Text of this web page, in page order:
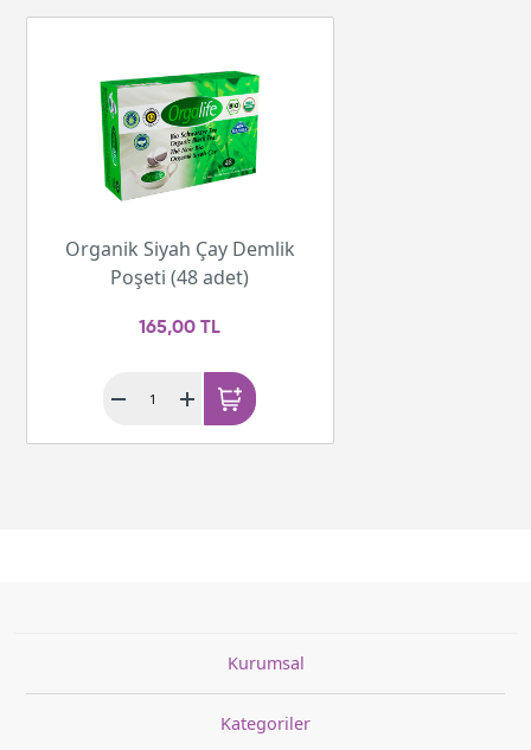
Organik Siyah Çay Demlik
Poşeti (48 adet)
165,00 TL
Kurumsal
Kategoriler